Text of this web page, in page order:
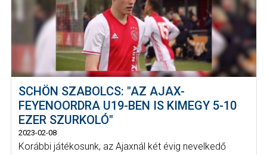
SCHÖN SZABOLCS: "AZ AJAX-
FEYENOORDRA U19-BEN IS KIMEGY 5-10
EZER SZURKOLÓ"
2023-02-08
Korábbi játékosunk, az Ajaxnál két évig nevelkedő